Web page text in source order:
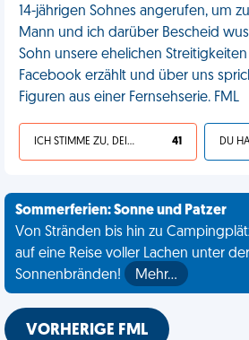
14-jährigen Sohnes angerufen, um
Mann und ich darüber Bescheid
Sohn unsere ehelichen
Facebook erzählt und über uns
Figuren aus einer Fernsehserie. FML
ICH STIMME ZU, DEIN LEBEN IST SCHEISSE 41
Sommerferien: Sonne und Patzer
Von Stränden bis hin zu
auf eine Reise voller Lachen unter
Sonnenbränden!
Mehr…
VORHERIGE FML